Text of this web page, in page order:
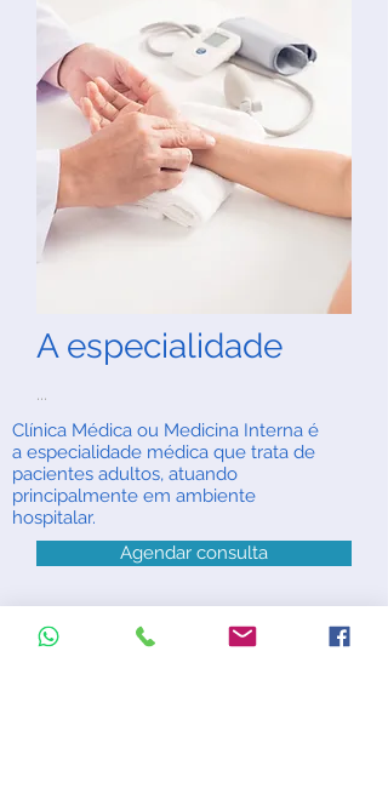
A especialidade
...
Clínica Médica ou Medicina Interna é
a especialidade médica que trata de
pacientes adultos, atuando
principalmente em ambiente
hospitalar.
Agendar consulta
Faça o agendamento online.